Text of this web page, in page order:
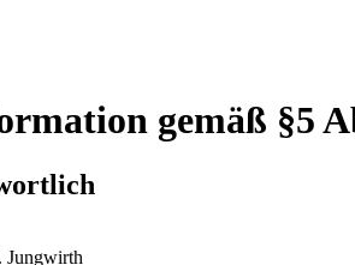
gemäß §5
Jungwirth